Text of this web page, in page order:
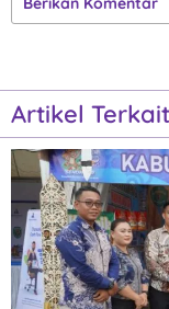
Artikel Terkait